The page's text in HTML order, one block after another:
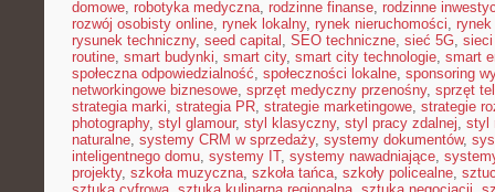
domowe, robotyka medyczna, rodzinne finanse, rodzinne
rozwój osobisty online, rynek lokalny, rynek nieruchomości,
rysunek techniczny, seed capital , SEO techniczne, sieć 5G, sieci
routine, smart budynki, smart city, smart city technologie, smart
społeczna odpowiedzialność, społeczności lokalne, sponsoring
networkingowe biznesowe, sprzęt medyczny przenośny, sprzęt
strategia marki, strategia PR, strategie marketingowe, strategie
photography, styl glamour, styl klasyczny, styl pracy zdalnej, styl
naturalne, systemy CRM w sprzedaży, systemy dokumentów,
inteligentnego domu, systemy IT, systemy nawadniające,
projekty, szkoła muzyczna, szkoła tańca, szkoły policealne,